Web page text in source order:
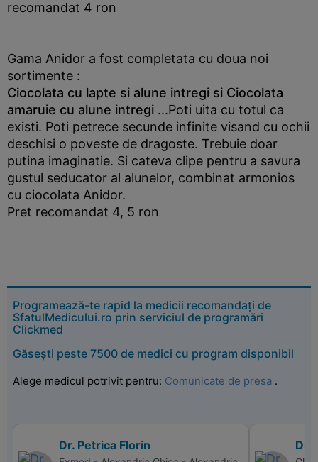
recomandat 4 ron
Gama Anidor a fost completata cu doua noi
sortimente :
Ciocolata cu lapte si alune intregi si Ciocolata
amaruie cu alune intregi ...Poti uita cu totul ca
existi. Poti petrece secunde infinite visand cu ochii
deschisi o poveste de dragoste. Trebuie doar
putina imaginatie. Si cateva clipe pentru a savura
gustul seducator al alunelor, combinat armonios
cu ciocolata Anidor.
Pret recomandat 4, 5 ron
Programează-te rapid la medicii recomandați de
SfatulMedicului.ro prin serviciul de programări
Clickmed
Găsești peste 7500 de medici cu program disponibil
Alege medicul potrivit pentru: Comunicate de presa .
Dr. Petrica Florin Dr.